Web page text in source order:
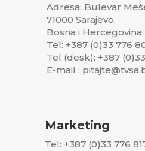
Adresa: Bulevar
71000 Sarajevo,
Bosna i Hercegovina
Tel: +387 (0)33 776
Tel (desk): +387
E-mail :
Marketing
Tel: +387 (0)33 776